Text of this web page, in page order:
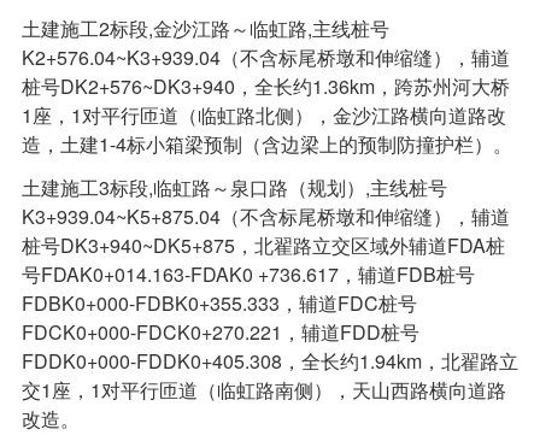
土建施工2标段,金沙江路～临虹路,主线桩号
K2+576.04~K3+939.04（不含标尾桥墩和伸缩缝），辅道
桩号DK2+576~DK3+940，全长约1.36km，跨苏州河大桥
1座，1对平行匝道（临虹路北侧），金沙江路横向道路改
造，土建1-4标小箱梁预制（含边梁上的预制防撞护栏）。
土建施工3标段,临虹路～泉口路（规划）,主线桩号
K3+939.04~K5+875.04（不含标尾桥墩和伸缩缝），辅道
桩号DK3+940~DK5+875，北翟路立交区域外辅道FDA桩
号FDAK0+014.163-FDAK0 +736.617，辅道FDB桩号
FDBK0+000-FDBK0+355.333，辅道FDC桩号
FDCK0+000-FDCK0+270.221，辅道FDD桩号
FDDK0+000-FDDK0+405.308，全长约1.94km，北翟路立
交1座，1对平行匝道（临虹路南侧），天山西路横向道路
改造。